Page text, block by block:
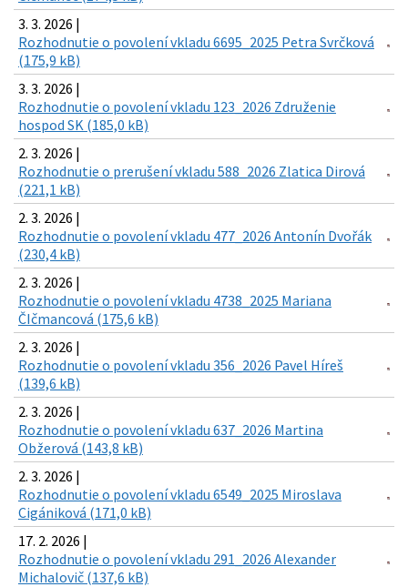
3. 3. 2026 |
Rozhodnutie o povolení vkladu 6695_2025 Petra Svrčková
(175,9 kB)
3. 3. 2026 |
Rozhodnutie o povolení vkladu 123_2026 Združenie
hospod SK (185,0 kB)
2. 3. 2026 |
Rozhodnutie o prerušení vkladu 588_2026 Zlatica Dirová
(221,1 kB)
2. 3. 2026 |
Rozhodnutie o povolení vkladu 477_2026 Antonín Dvořák
(230,4 kB)
2. 3. 2026 |
Rozhodnutie o povolení vkladu 4738_2025 Mariana
ČIčmancová (175,6 kB)
2. 3. 2026 |
Rozhodnutie o povolení vkladu 356_2026 Pavel Híreš
(139,6 kB)
2. 3. 2026 |
Rozhodnutie o povolení vkladu 637_2026 Martina
Obžerová (143,8 kB)
2. 3. 2026 |
Rozhodnutie o povolení vkladu 6549_2025 Miroslava
Cigániková (171,0 kB)
17. 2. 2026 |
Rozhodnutie o povolení vkladu 291_2026 Alexander
Michalovič (137,6 kB)